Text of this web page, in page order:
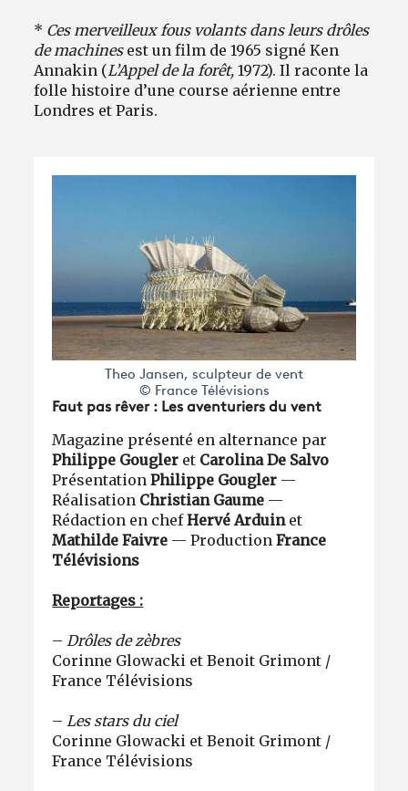
* Ces merveilleux fous volants dans leurs drôles
de machines est un film de 1965 signé Ken
Annakin (L’Appel de la forêt, 1972). Il raconte la
folle histoire d’une course aérienne entre
Londres et Paris.
Theo Jansen, sculpteur de vent
© France Télévisions
Faut pas rêver : Les aventuriers du vent
Magazine présenté en alternance par
Philippe Gougler et Carolina De Salvo
PrésentationPhilippe Gougler —
Réalisation Christian Gaume —
Rédaction en chefHervé Arduinet
Mathilde Faivre — ProductionFrance
Télévisions
Reportages :
–Drôles de zèbres
Corinne Glowacki et Benoit Grimont /
France Télévisions
–Les stars du ciel
Corinne Glowacki et Benoit Grimont /
France Télévisions